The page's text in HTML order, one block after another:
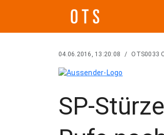
04.06.2016, 13:20:08 / OTS0033
SP-